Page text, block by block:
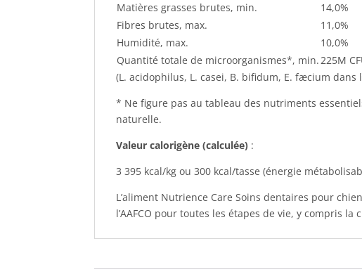
Matières grasses brutes, min.
14,0%
Fibres brutes, max.
11,0%
Humidité, max.
10,0%
Quantité totale de microorganismes*, min.225M
(L. acidophilus, L. casei, B. bifidum, E. fæcium dans
* Ne figure pas au tableau des nutriments
naturelle.
Valeur calorigène (calculée) :
3 395 kcal/kg ou 300 kcal/tasse (énergie
L’aliment Nutrience Care Soins dentaires pour
l’AAFCO pour toutes les étapes de vie, y compris